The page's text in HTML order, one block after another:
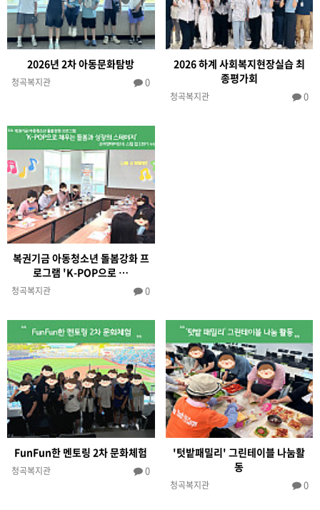
2026년 2차 아동문화탐방
청곡복지관 0
2026 하계 사회복지현장실습 최
종평가회
청곡복지관 0
복권기금 아동청소년 돌봄강화 프
로그램 'K-POP으로 …
청곡복지관 0
FunFun한 멘토링 2차 문화체험
청곡복지관 0
'텃밭패밀리' 그린테이블 나눔활
동
청곡복지관 0